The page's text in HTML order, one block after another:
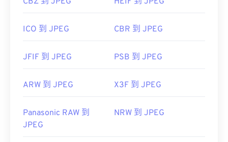
ICO 到 JPEG CBR 到 JPEG
JFIF 到 JPEG PSB 到 JPEG
ARW 到 JPEG X3F 到 JPEG
Panasonic RAW 到
JPEG
NRW 到 JPEG